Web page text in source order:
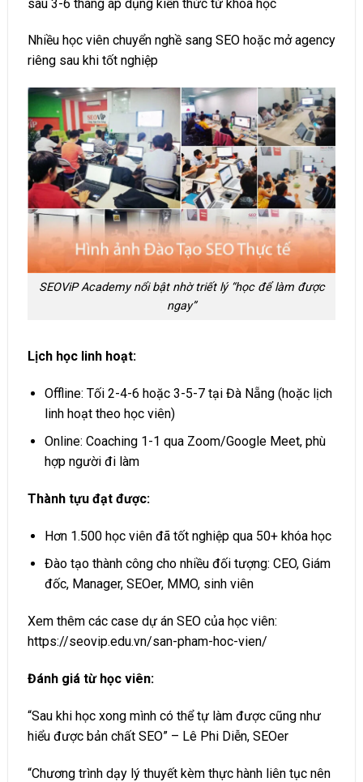
sau 3-6 tháng áp dụng kiến thức từ khóa học
Nhiều học viên chuyển nghề sang SEO hoặc mở agency
riêng sau khi tốt nghiệp
SEOViP Academy nổi bật nhờ triết lý “học để làm được
ngay”
Lịch học linh hoạt:
Offline: Tối 2-4-6 hoặc 3-5-7 tại Đà Nẵng (hoặc lịch
linh hoạt theo học viên)
Online: Coaching 1-1 qua Zoom/Google Meet, phù
hợp người đi làm
Thành tựu đạt được:
Hơn 1.500 học viên đã tốt nghiệp qua 50+ khóa học
Đào tạo thành công cho nhiều đối tượng: CEO, Giám
đốc, Manager, SEOer, MMO, sinh viên
Xem thêm các case dự án SEO của học viên:
https://seovip.edu.vn/san-pham-hoc-vien/
Đánh giá từ học viên:
“Sau khi học xong mình có thể tự làm được cũng như
hiểu được bản chất SEO” – Lê Phi Diễn, SEOer
“Chương trình dạy lý thuyết kèm thực hành liên tục nên